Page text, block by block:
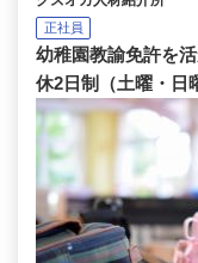
正社員
幼稚園教諭免許を
休2日制（土曜・日